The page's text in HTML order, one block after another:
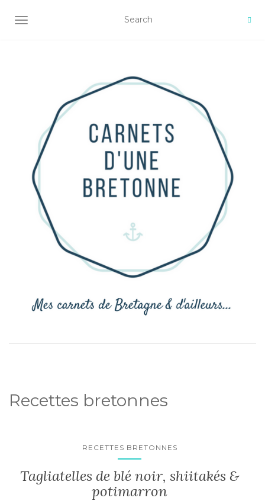
AFFICHER/MASQUER LA NAVIGATION
Recettes bretonnes
RECETTES BRETONNES
Tagliatelles de blé noir, shiitakés &
potimarron